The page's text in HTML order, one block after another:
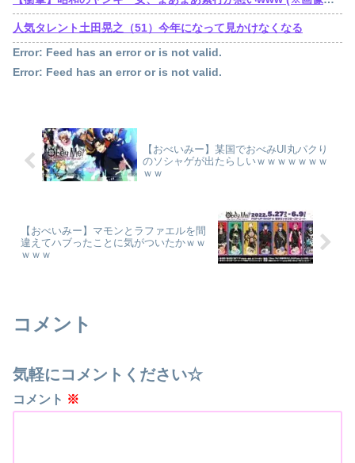
人気タレント土田晃之（51）今年になって見かけなくなる
Error: Feed has an error or is not valid.
Error: Feed has an error or is not valid.
【おべいみー】某国でおべみUI丸パクり
のソシャゲが出たらしいｗｗｗｗｗｗｗ
ｗｗ
【おべいみー】マモンとラファエルを間
違えてハブったことに気がついたかｗｗ
ｗｗｗ
コメント
気軽にコメントください☆
コメント ※